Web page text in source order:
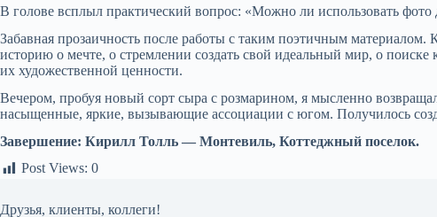
В голове всплыл практический вопрос: «Можно ли использовать фото
Забавная прозаичность после работы с таким поэтичным
историю о мечте, о стремлении создать свой идеальный мир, о
их художественной ценности.
Вечером, пробуя новый сорт сыра с розмарином, я мысленно
насыщенные, яркие, вызывающие ассоциации с югом. Получилось
Завершение: Кирилл Толль — Монтевиль, Коттеджный поселок.
Post Views: 0
Друзья, клиенты, коллеги!